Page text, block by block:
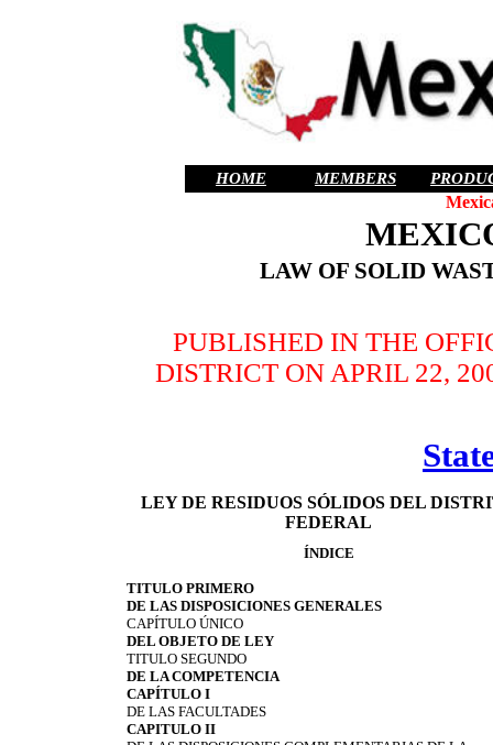
HOME MEMBERS
LAW OF SOLID
PUBLISHED IN THE
DISTRICT ON APRIL 22,
LEY DE RESIDUOS SÓLIDOS DEL
FEDERAL
ÍNDICE
TITULO PRIMERO
DE LAS DISPOSICIONES GENERALES
CAPÍTULO ÚNICO
DEL OBJETO DE LEY
TITULO SEGUNDO
DE LA COMPETENCIA
CAPÍTULO I
DE LAS FACULTADES
CAPITULO II